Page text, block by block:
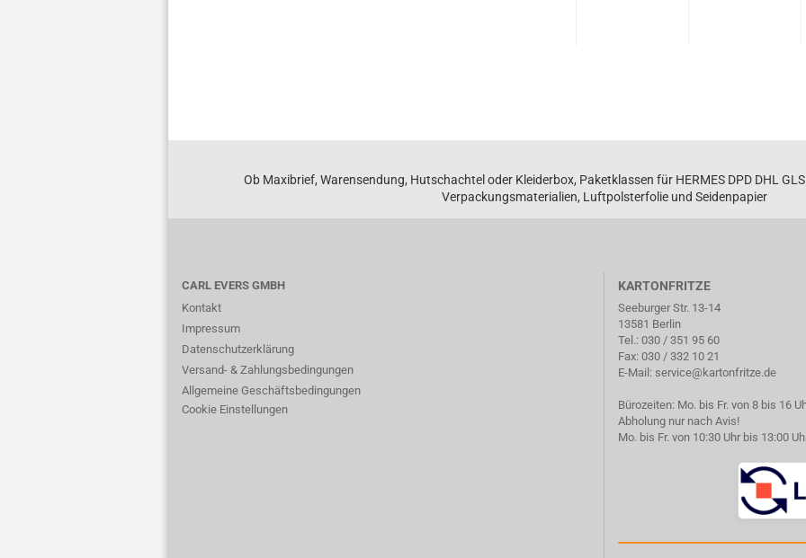
Ob Maxibrief, Warensendung, Hutschachtel oder Kleiderbox, Paketklassen für HERMES DPD DHL
Verpackungsmaterialien, Luftpolsterfolie und Seidenpapier
CARL EVERS GMBH
Kontakt
Impressum
Datenschutzerklärung
Versand- & Zahlungsbedingungen
Allgemeine Geschäftsbedingungen
Cookie Einstellungen
KARTONFRITZE
Seeburger Str. 13-14
13581 Berlin
Tel.: 030 / 351 95 60
Fax: 030 / 332 10 21
E-Mail: service@kartonfritze.de
Bürozeiten: Mo. bis Fr. von 8 bis 16
Abholung nur nach Avis!
Mo. bis Fr. von 10:30 Uhr bis 13:00